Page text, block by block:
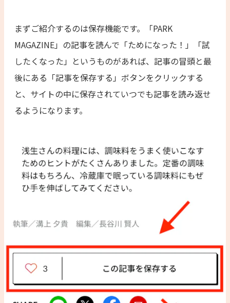
まずご紹介するのは保存機能です。「PARK
MAGAZINE」の記事を読んで「ためになった！」「試
したくなった」というものがあれば、記事の冒頭と最
後にある「記事を保存する」ボタンをクリックする
と、サイトの中に保存されていつでも記事を読み返せ
るようになります。